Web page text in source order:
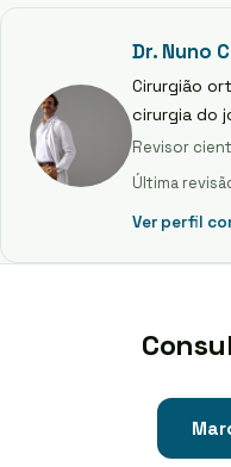
Dr. Nuno
Cirurgião
cirurgia do
Revisor
Última
Ver perfil